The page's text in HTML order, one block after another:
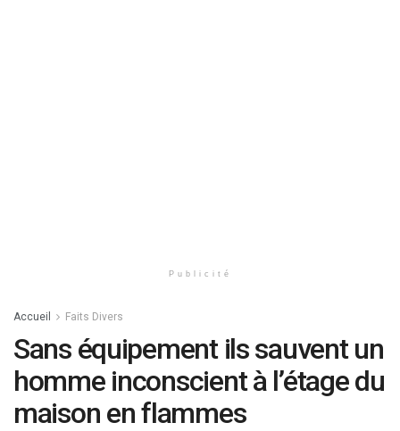
Publicité
Accueil Faits Divers
Sans équipement ils sauvent un
homme inconscient à l’étage du
maison en flammes